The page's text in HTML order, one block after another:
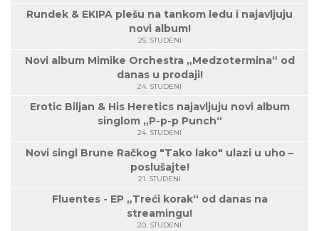
Rundek & EKIPA plešu na tankom ledu i najavljuju
novi album!
25. STUDENI
Novi album Mimike Orchestra „Medzotermina“ od
danas u prodaji!
24. STUDENI
Erotic Biljan & His Heretics najavljuju novi album
singlom „P-p-p Punch“
24. STUDENI
Novi singl Brune Račkog "Tako lako" ulazi u uho –
poslušajte!
21. STUDENI
Fluentes - EP „Treći korak“ od danas na
streamingu!
20. STUDENI